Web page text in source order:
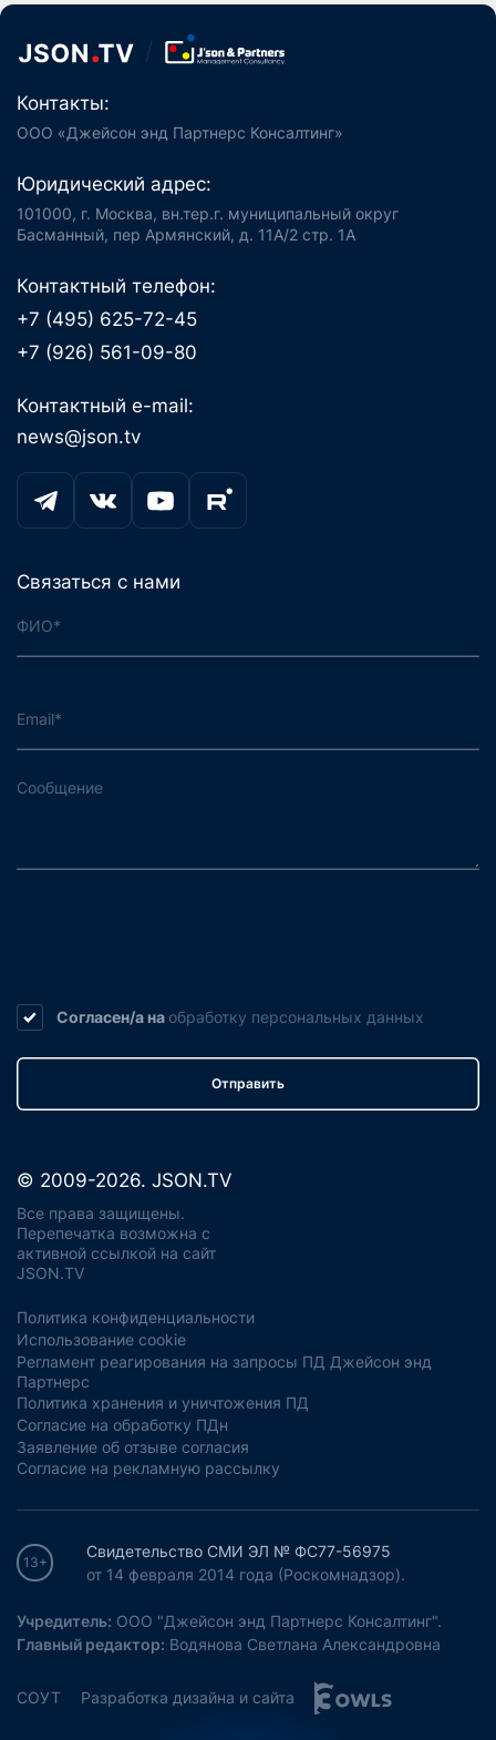
Контакты:
ООО «Джейсон энд Партнерс Консалтинг»
Юридический адрес:
101000, г. Москва, вн.тер.г. муниципальный округ
Басманный, пер Армянский, д. 11А/2 стр. 1А
Контактный телефон:
+7 (495) 625-72-45
+7 (926) 561-09-80
Контактный e-mail:
news@json.tv
Связаться с нами
Согласен/а на обработку персональных данных
Отправить
© 2009-2026. JSON.TV
Все права защищены.
Перепечатка возможна с
активной ссылкой на сайт
JSON.TV
Политика конфиденциальности
Использование cookie
Регламент реагирования на запросы ПД Джейсон энд
Партнерс
Политика хранения и уничтожения ПД
Согласие на обработку ПДн
Заявление об отзыве согласия
Согласие на рекламную рассылку
13+
Свидетельство СМИ ЭЛ № ФС77-56975
от 14 февраля 2014 года (Роскомнадзор).
Учредитель: ООО "Джейсон энд Партнерс Консалтинг".
Главный редактор: Водянова Светлана Александровна
СОУТ Разработка дизайна и сайта